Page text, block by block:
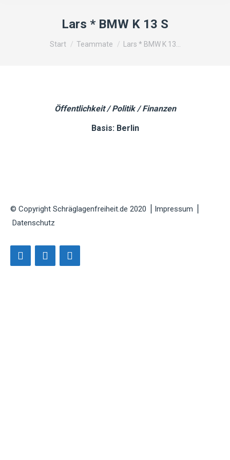
Lars * BMW K 13 S
Sie befinden sich hier:
Start Teammate Lars * BMW K 13…
Öffentlichkeit / Politik / Finanzen
Basis: Berlin
© Copyright Schräglagenfreiheit.de 2020 ⎟ Impressum
Datenschutz